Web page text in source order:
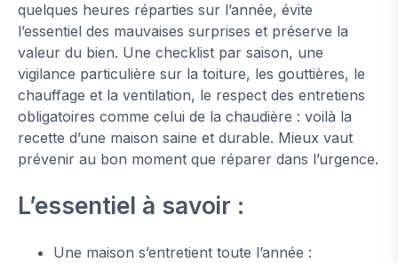
quelques heures réparties sur l’année, évite
l’essentiel des mauvaises surprises et préserve la
valeur du bien. Une checklist par saison, une
vigilance particulière sur la toiture, les gouttières, le
chauffage et la ventilation, le respect des entretiens
obligatoires comme celui de la chaudière : voilà la
recette d’une maison saine et durable. Mieux vaut
prévenir au bon moment que réparer dans l’urgence.
L’essentiel à savoir :
Une maison s’entretient toute l’année :